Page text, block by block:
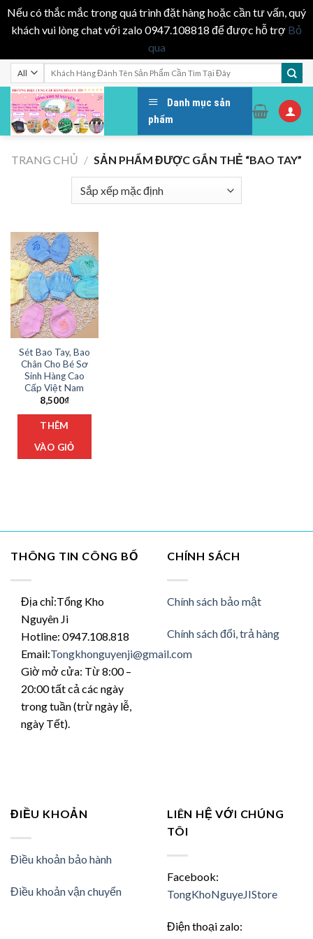
Nếu có thắc mắc trong quá trình đặt hàng hoặc cần tư vấn, quý
khách vui lòng chat với zalo 0947.108818 để được hỗ trợ Bỏ
qua
Skip
to
content
Danh mục sản
phẩm
TRANG CHỦ / SẢN PHẨM ĐƯỢC GẮN THẺ “BAO TAY”
Sét Bao Tay, Bao
Chân Cho Bé Sơ
Sinh Hàng Cao
Cấp Việt Nam
8,500₫
THÊM
VÀO GIỎ
tùy
có
chọn
trang
phẩm
THÔNG TIN CÔNG BỐ
Địa chỉ:Tổng Kho
Nguyên Ji
Hotline: 0947.108.818
Email:Tongkhonguyenji@gmail.com
Giờ mở cửa: Từ 8:00 –
20:00 tất cả các ngày
trong tuần (trừ ngày lễ,
ngày Tết).
CHÍNH SÁCH
Chính sách bảo mật
Chính sách đổi, trả hàng
ĐIỀU KHOẢN
Điều khoản bảo hành
Điều khoản vận chuyển
LIÊN HỆ VỚI CHÚNG
TÔI
Facebook:
TongKhoNguyeJIStore
Điện thoại zalo: